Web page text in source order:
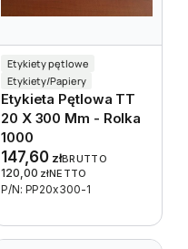
Etykiety pętlowe
Etykiety/Papiery
Etykieta Pętlowa TT
20 X 300 Mm - Rolka
1000
147,60 złBRUTTO
120,00 złNETTO
P/N: PP20x300-1